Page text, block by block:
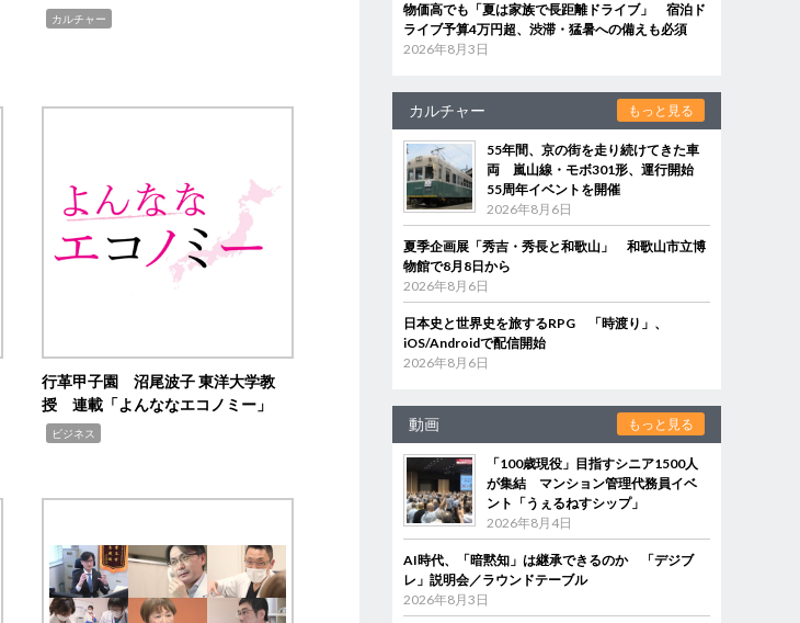
カルチャー
行革甲子園 沼尾波子 東洋大学教
授 連載「よんななエコノミー」
ビジネス
物価高でも「夏は家族で長距離ドライブ」 宿泊ド
ライブ予算4万円超、渋滞・猛暑への備えも必須
2026年8月3日
カルチャー もっと見る
55年間、京の街を走り続けてきた車
両 嵐山線・モボ301形、運行開始
55周年イベントを開催
2026年8月6日
夏季企画展「秀吉・秀長と和歌山」 和歌山市立博
物館で8月8日から
2026年8月6日
日本史と世界史を旅するRPG 「時渡り」、
iOS/Androidで配信開始
2026年8月6日
動画 もっと見る
「100歳現役」目指すシニア1500人
が集結 マンション管理代務員イベ
ント「うぇるねすシップ」
2026年8月4日
AI時代、「暗黙知」は継承できるのか 「デジブ
レ」説明会／ラウンドテーブル
2026年8月3日